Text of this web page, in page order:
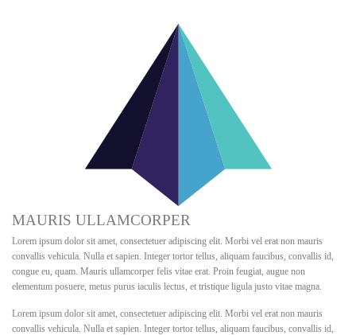
MAURIS ULLAMCORPER
Lorem ipsum dolor sit amet, consectetuer adipiscing elit. Morbi vel erat non mauris
convallis vehicula. Nulla et sapien. Integer tortor tellus, aliquam faucibus, convallis id,
congue eu, quam. Mauris ullamcorper felis vitae erat. Proin feugiat, augue non
elementum posuere, metus purus iaculis lectus, et tristique ligula justo vitae magna.
Lorem ipsum dolor sit amet, consectetuer adipiscing elit. Morbi vel erat non mauris
convallis vehicula. Nulla et sapien. Integer tortor tellus, aliquam faucibus, convallis id,